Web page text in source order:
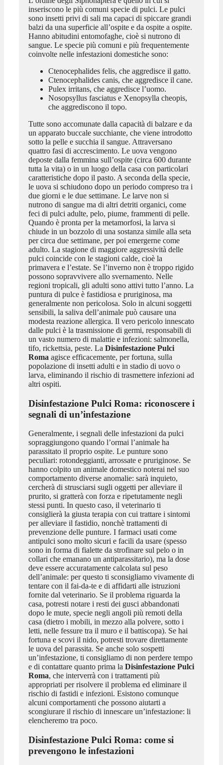
inseriscono le più comuni specie di pulci. Le pulci
sono insetti privi di sali ma capaci di spiccare grandi
balzi da una superficie all’ospite e da ospite a ospite.
Hanno abitudini entomofaghe, cioè si nutrono di
sangue. Le specie più comuni e più frequentemente
coinvolte nelle infestazioni domestiche sono:
Ctenocephalides felis, che aggredisce il gatto.
Ctenocephalides canis, che aggredisce il cane.
Pulex irritans, che aggredisce l’uomo.
Nosopsyllus fasciatus e Xenopsylla cheopis,
che aggrediscono il topo.
Tutte sono accomunate dalla capacità di balzare e da
un apparato buccale succhiante, che viene introdotto
sotto la pelle e succhia il sangue. Attraversano
quattro fasi di accrescimento. Le uova vengono
deposte dalla femmina sull’ospite (circa 600 durante
tutta la vita) o in un luogo della casa con particolari
caratteristiche dopo il pasto. A seconda della specie,
le uova si schiudono dopo un periodo compreso tra i
due giorni e le due settimane. Le larve non si
nutrono di sangue ma di altri detriti organici, come
feci di pulci adulte, pelo, piume, frammenti di pelle.
Quando è pronta per la metamorfosi, la larva si
chiude in un bozzolo di una sostanza simile alla seta
per circa due settimane, per poi emergerne come
adulto. La stagione di maggiore aggressività delle
pulci coincide con le stagioni calde, cioè la
primavera e l’estate. Se l’inverno non è troppo rigido
possono sopravvivere allo svernamento. Nelle
regioni tropicali, gli adulti sono attivi tutto l’anno. La
puntura di pulce è fastidiosa e pruriginosa, ma
generalmente non pericolosa. Solo in alcuni soggetti
sensibili, la saliva dell’animale può causare una
modesta reazione allergica. Il vero pericolo innescato
dalle pulci è la trasmissione di germi, responsabili di
un vasto numero di malattie e infezioni: salmonella,
tifo, rickettsia, peste. La Disinfestazione Pulci
Roma agisce efficacemente, per fortuna, sulla
popolazione di insetti adulti e in stadio di uovo o
larva, eliminando il rischio di trasmettere infezioni ad
altri ospiti.
Disinfestazione Pulci Roma: riconoscere i
segnali di un’infestazione
Generalmente, i segnali delle infestazioni da pulci
sopraggiungono quando l’ormai l’animale ha
parassitato il proprio ospite. Le punture sono
peculiari: rotondeggianti, arrossate e pruriginose. Se
hanno colpito un animale domestico noterai nel suo
comportamento diverse anomalie: sarà inquieto,
cercherà di strusciarsi sugli oggetti per alleviare il
prurito, si gratterà con forza e ripetutamente negli
stessi punti. In questo caso, il veterinario ti
consiglierà la giusta terapia con cui trattare i sintomi
per alleviare il fastidio, nonchè trattamenti di
prevenzione delle punture. I farmaci usati come
antipulci sono molto sicuri e facili da usare (spesso
sono in forma di fialette da strofinare sul pelo o in
collari che emanano un antiparassitario), ma la dose
deve essere accuratamente calcolata sul peso
dell’animale: per questo ti sconsigliamo vivamente di
tentare con il fai-da-te e di affidarti alle istruzioni
fornite dal veterinario. Se il problema riguarda la
casa, potresti notare i resti dei gusci abbandonati
dopo le mute, specie negli angoli più remoti della
casa (dietro i mobili, in mezzo alla polvere, sotto i
letti, nelle fessure tra il muro e il battiscopa). Se hai
fortuna e scovi il nido, potresti trovare direttamente
le uova del parassita. Se anche solo sospetti
un’infestazione, ti consigliamo di non perdere tempo
e di contattare quanto prima la Disinfestazione Pulci
Roma, che interverrà con i trattamenti più
appropriati per risolvere il problema ed eliminare il
rischio di fastidi e infezioni. Esistono comunque
alcuni comportamenti che possono aiutarti a
scongiurare il rischio di innescare un’infestazione: li
elencheremo tra poco.
Disinfestazione Pulci Roma: come si
prevengono le infestazioni